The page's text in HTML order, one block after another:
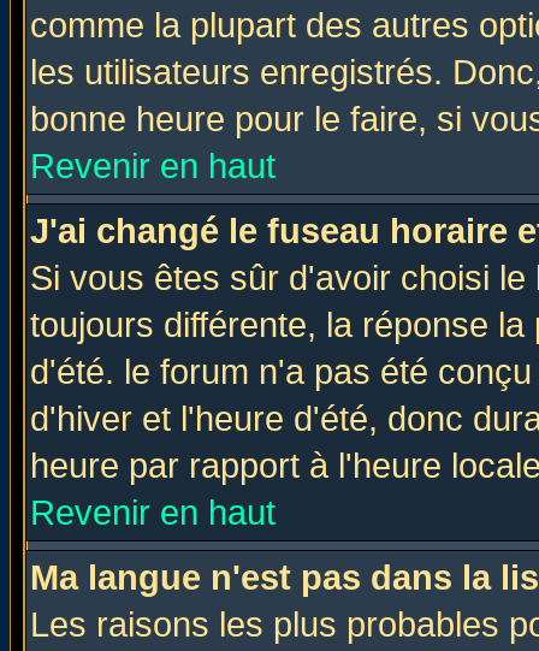
comme la plupart des autres
les utilisateurs enregistrés.
bonne heure pour le faire, si
Revenir en haut
J'ai changé le fuseau horaire
Si vous êtes sûr d'avoir choisi
toujours différente, la réponse
d'été. le forum n'a pas été
d'hiver et l'heure d'été, donc
heure par rapport à l'heure
Revenir en haut
Ma langue n'est pas dans la
Les raisons les plus probables